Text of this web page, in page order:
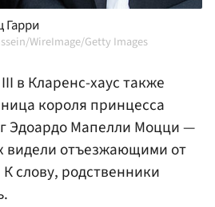
Гарри
WireImage/Getty Images
в Кларенс-хаус также
короля принцесса
Эдоардо Мапелли Моцци —
видели отъезжающими от
слову, родственники